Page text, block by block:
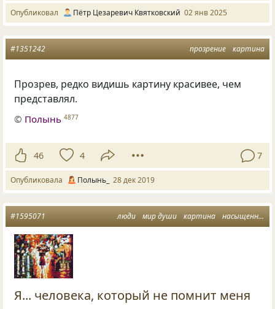
Опубликовал Пётр Цезаревич Квятковский 02 янв 2025
прозрение картина
#1351242
Прозрев, редко видишь картину красивее, чем
представлял.
© Полынь 4877
46 4 7
Опубликовала Полынь_ 28 дек 2019
люди мир души картина насыщенный день
#1595071
Я... человека, который не помнит меня